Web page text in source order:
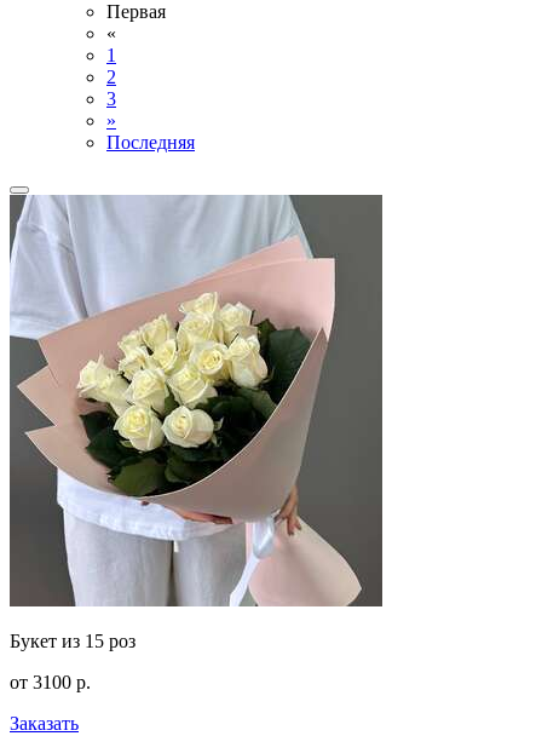
Первая
«
1
2
3
»
Последняя
Букет из 15 роз
от 3100 р.
Заказать